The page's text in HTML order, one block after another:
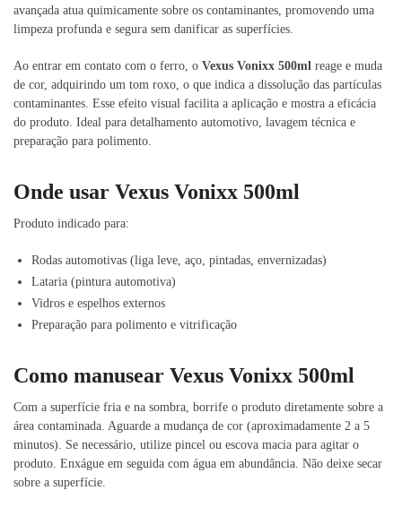
avançada atua quimicamente sobre os contaminantes, promovendo uma
limpeza profunda e segura sem danificar as superfícies.
Ao entrar em contato com o ferro, o Vexus Vonixx 500ml reage e muda
de cor, adquirindo um tom roxo, o que indica a dissolução das partículas
contaminantes. Esse efeito visual facilita a aplicação e mostra a eficácia
do produto. Ideal para detalhamento automotivo, lavagem técnica e
preparação para polimento.
Onde usar Vexus Vonixx 500ml
Produto indicado para:
Rodas automotivas (liga leve, aço, pintadas, envernizadas)
Lataria (pintura automotiva)
Vidros e espelhos externos
Preparação para polimento e vitrificação
Como manusear Vexus Vonixx 500ml
Com a superfície fria e na sombra, borrife o produto diretamente sobre a
área contaminada. Aguarde a mudança de cor (aproximadamente 2 a 5
minutos). Se necessário, utilize pincel ou escova macia para agitar o
produto. Enxágue em seguida com água em abundância. Não deixe secar
sobre a superfície.